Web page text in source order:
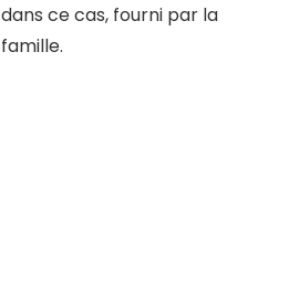
dans ce cas, fourni par la
famille.